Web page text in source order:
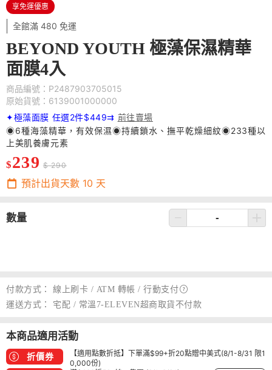
享免運優惠
全館滿 480 免運
BEYOND YOUTH 極藻保濕精華
面膜4入
商品編號：P2487903705015
原始貨號：6139001000000
✦極藻面膜 任選2件$449⇉ 前往賣場
◉6種海藻精華，有效保濕◉持續鎖水、撫平乾燥細紋◉233種以
上美肌養膚元素
$239 $ 290
預計出貨天數 10 天
數量
付款方式： 線上刷卡 / ATM 轉帳 / 行動支付
運送方式：
宅配 / 常溫7-ELEVEN超商取貨不付款
本商品適用活動
折價券
【適用點數折抵】下單滿$99+折20點贈中美式(8/1-8/31 限1
0,000份)